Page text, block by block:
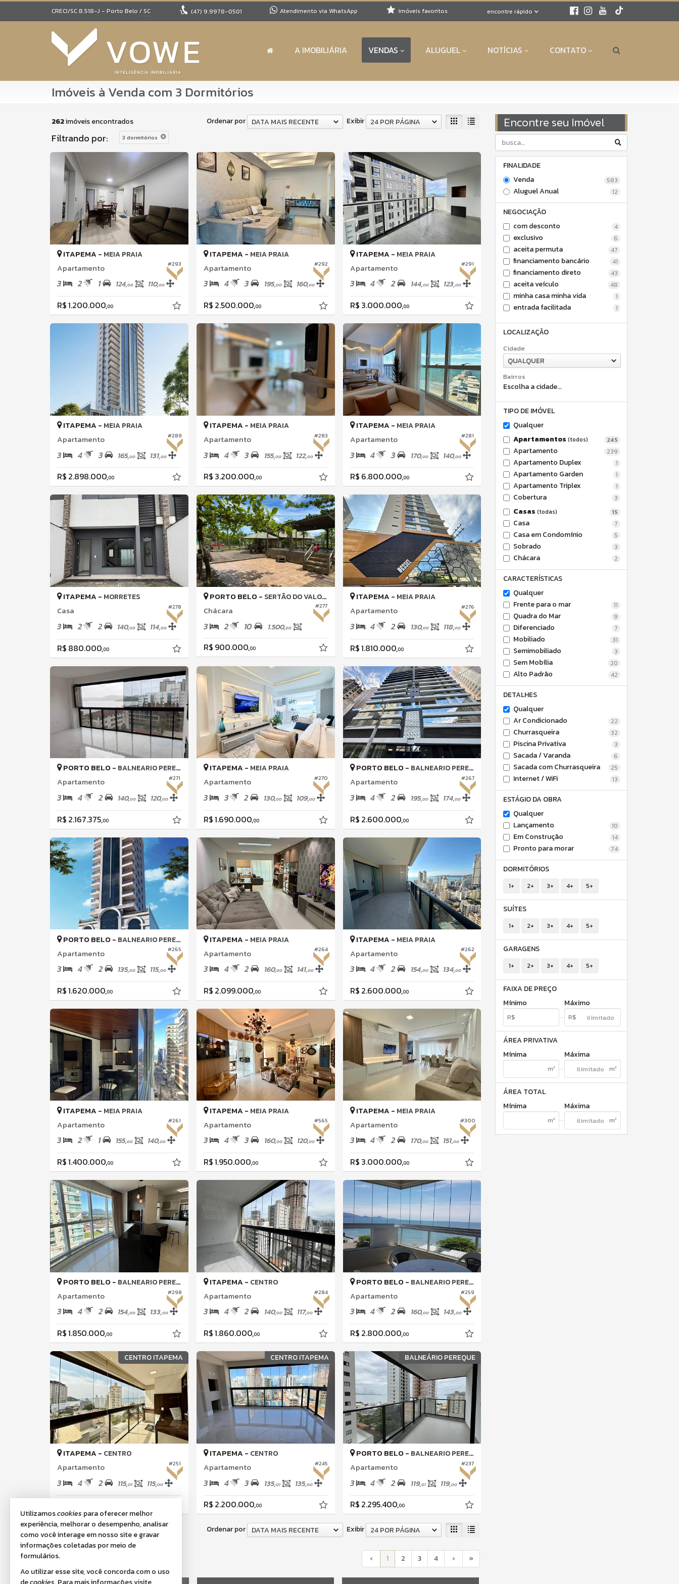
CRECI/SC 8.518-J - Porto Belo /SC (47)9.9978-0501 Atendimento via WhatsApp encontre rápido
imóveis favoritos
A IMOBILIÁRIA VENDAS ALUGUEL NOTÍCIAS CONTATO
Imóveis à Venda com 3 Dormitórios
Encontre seu Imóvel
FINALIDADE
Venda
583
Aluguel Anual 12
NEGOCIAÇÃO
com desconto
4
exclusivo 6
aceita permuta 47
financiamento bancário 41
financiamento direto 43
aceita veículo 48
minha casa minha vida 1
entrada facilitada 1
LOCALIZAÇÃO
Cidade
QUALQUER
Bairros
Escolha a cidade...
TIPO DE IMÓVEL
Qualquer
Apartamentos (todos) 245
Apartamento 239
Apartamento Duplex 1
Apartamento Garden 1
Apartamento Triplex 1
Cobertura 3
Casas (todas) 15
Casa 7
Casa em Condomínio 5
Sobrado 3
Chácara 2
CARACTERÍSTICAS
Qualquer
Frente para o mar
11
Quadra do Mar 9
Diferenciado 7
Mobiliado 31
Semimobiliado 3
Sem Mobília 20
Alto Padrão 42
DETALHES
Qualquer
Ar Condicionado
22
Churrasqueira 32
Piscina Privativa 3
Sacada / Varanda 6
Sacada com Churrasqueira 25
Internet / WiFi 13
ESTÁGIO DA OBRA
Qualquer
Lançamento
10
Em Construção 14
Pronto para morar 74
DORMITÓRIOS
1+ 2+ 3+ 4+ 5+
SUÍTES
1+ 2+ 3+ 4+ 5+
GARAGENS
1+ 2+ 3+ 4+ 5+
FAIXA DE PREÇO
Mínimo
Máximo
ÁREA PRIVATIVA
Mínima
Máxima
ÁREA TOTAL
Mínima
Máxima
262imóveis encontrados Exibir 24 POR PÁGINA
Ordenar por DATA MAIS RECENTE
Filtrando por: 3 dormitórios
#293
ITAPEMA - MEIA PRAIA
Apartamento
3 2 1 124,00 110,00
R$ 1.200.000,00
#292
ITAPEMA - MEIA PRAIA
Apartamento
3 4 3 195,00 160,00
R$ 2.500.000,00
#291
ITAPEMA - MEIA PRAIA
Apartamento
3 4 2 144,00 123,00
R$ 3.000.000,00
#289
ITAPEMA - MEIA PRAIA
Apartamento
3 4 3 165,00 131,00
R$ 2.898.000,00
#283
ITAPEMA - MEIA PRAIA
Apartamento
3 4 3 155,00 122,00
R$ 3.200.000,00
#281
ITAPEMA - MEIA PRAIA
Apartamento
3 4 3 170,00 140,00
R$ 6.800.000,00
#278
ITAPEMA - MORRETES
Casa
3 2 2 140,00 114,00
R$ 880.000,00
#277
PORTO BELO - SERTÃO DO VALONGO
Chácara
3 2 10 1.500,00
R$ 900.000,00
#276
ITAPEMA - MEIA PRAIA
Apartamento
3 4 2 130,00 118,00
R$ 1.810.000,00
#271
PORTO BELO - BALNEARIO PEREQUE
Apartamento
3 4 2 140,00 120,00
R$ 2.167.375,00
#270
ITAPEMA - MEIA PRAIA
Apartamento
3 3 2 130,00 109,00
R$ 1.690.000,00
#267
PORTO BELO - BALNEARIO PEREQUE
Apartamento
3 4 2 195,00 174,00
R$ 2.600.000,00
#265
PORTO BELO - BALNEARIO PEREQUE
Apartamento
3 4 2 135,00 115,00
R$ 1.620.000,00
#264
ITAPEMA - MEIA PRAIA
Apartamento
3 4 2 160,00 141,00
R$ 2.099.000,00
#262
ITAPEMA - MEIA PRAIA
Apartamento
3 4 2 154,00 134,00
R$ 2.600.000,00
#261
ITAPEMA - MEIA PRAIA
Apartamento
3 2 1 155,00 140,00
R$ 1.400.000,00
#565
ITAPEMA - MEIA PRAIA
Apartamento
3 4 3 160,00 120,00
R$ 1.950.000,00
#300
ITAPEMA - MEIA PRAIA
Apartamento
3 4 2 170,00 151,00
R$ 3.000.000,00
#298
PORTO BELO - BALNEARIO PEREQUE
Apartamento
3 4 2 154,00 133,00
R$ 1.850.000,00
#284
ITAPEMA - CENTRO
Apartamento
3 4 2 140,00 117,00
R$ 1.860.000,00
#259
PORTO BELO - BALNEARIO PEREQUE
Apartamento
3 4 2 160,00 143,00
R$ 2.800.000,00
CENTRO ITAPEMA
#251
ITAPEMA - CENTRO
Apartamento
3 4 2 115,01 115,00
CENTRO ITAPEMA
#245
ITAPEMA - CENTRO
Apartamento
3 4 3 135,01 135,00
R$ 2.200.000,00
BALNEÁRIO PEREQUE
#237
PORTO BELO - BALNEARIO PEREQUE
Apartamento
3 4 2 119,01 119,00
R$ 2.295.400,00
262imóveis encontrados Exibir 24 POR PÁGINA
Ordenar por DATA MAIS RECENTE
‹ 1 2 3 4 › »
Utilizamoscookies para oferecer melhor
experiência, melhorar o desempenho, analisar
como você interage em nosso site e gravar
informações coletadas por meio de
formulários.
Ao utilizar esse site, você concorda com o uso